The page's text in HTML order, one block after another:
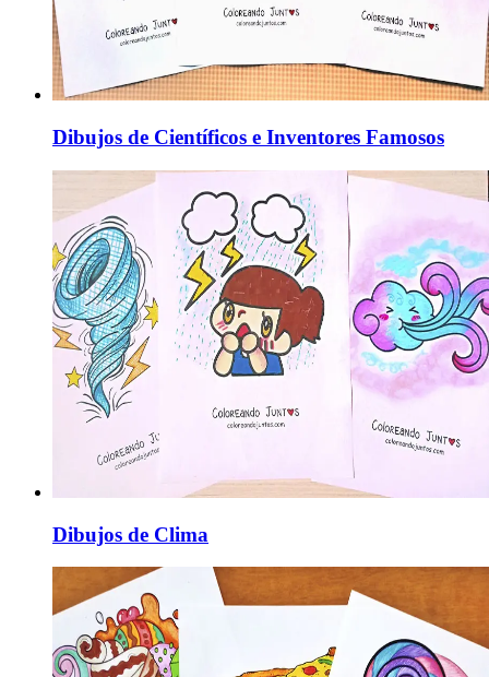
Dibujos de Científicos e Inventores Famosos
Dibujos de Clima